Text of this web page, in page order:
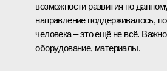
возможности развития по
направление поддерживалось,
человека – это ещё не всё.
оборудование, материалы.